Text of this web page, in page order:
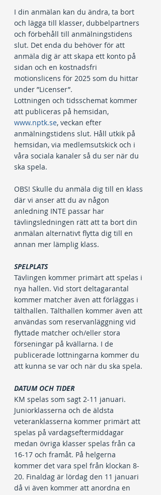
I din anmälan kan du ändra, ta bort
och lägga till klasser, dubbelpartners
och förbehåll till anmälningstidens
slut. Det enda du behöver för att
anmäla dig är att skapa ett konto på
sidan och en kostnadsfri
motionslicens för 2025 som du hittar
under ”Licenser”.
Lottningen och tidsschemat kommer
att publiceras på hemsidan,
www.nptk.se, veckan efter
anmälningstidens slut. Håll utkik på
hemsidan, via medlemsutskick och i
våra sociala kanaler så du ser när du
ska spela.
OBS! Skulle du anmäla dig till en klass
där vi anser att du av någon
anledning INTE passar har
tävlingsledningen rätt att ta bort din
anmälan alternativt flytta dig till en
annan mer lämplig klass.
SPELPLATS
Tävlingen kommer primärt att spelas i
nya hallen. Vid stort deltagarantal
kommer matcher även att förläggas i
tälthallen. Tälthallen kommer även att
användas som reservanläggning vid
flyttade matcher och/eller stora
förseningar på kvällarna. I de
publicerade lottningarna kommer du
att kunna se var och när du ska spela.
DATUM OCH TIDER
KM spelas som sagt 2-11 januari.
Juniorklasserna och de äldsta
veteranklasserna kommer primärt att
spelas på vardagseftermiddagar
medan övriga klasser spelas från ca
16-17 och framåt. På helgerna
kommer det vara spel från klockan 8-
20. Finaldag är lördag den 11 januari
då vi även kommer att anordna en